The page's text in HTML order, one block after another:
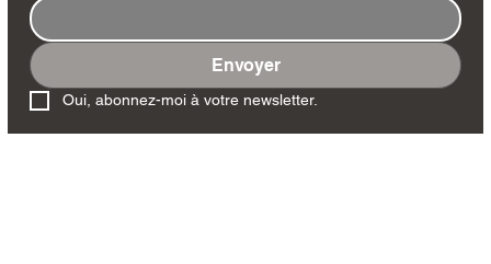
Envoyer
Oui, abonnez-moi à votre newsletter.